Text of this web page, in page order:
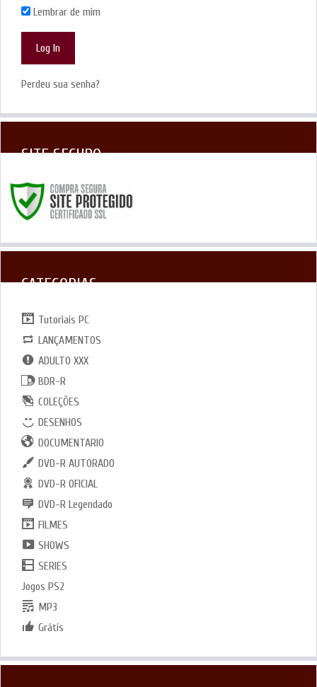
Lembrar de mim
Perdeu sua senha?
SITE SEGURO
CATEGORIAS
Tutoriais PC
LANÇAMENTOS
ADULTO XXX
BDR-R
COLEÇÕES
DESENHOS
DOCUMENTARIO
DVD-R AUTORADO
DVD-R OFICIAL
DVD-R Legendado
FILMES
SHOWS
SERIES
Jogos PS2
MP3
Grátis